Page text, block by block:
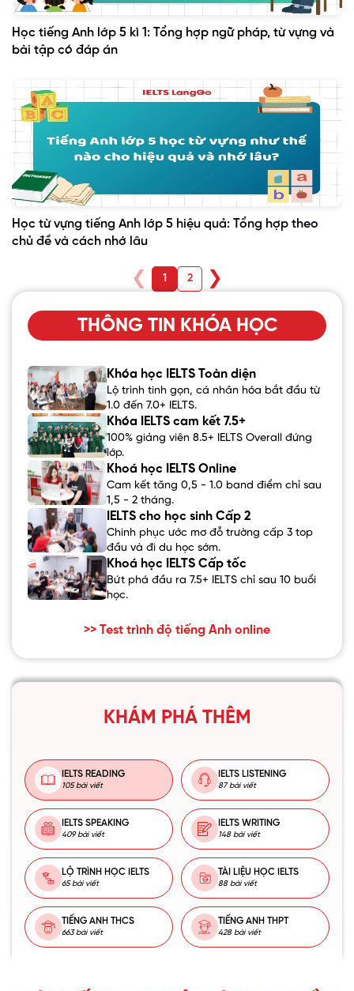
Học tiếng Anh lớp 5 kì 1: Tổng hợp ngữ pháp, từ vựng và
bài tập có đáp án
Học từ vựng tiếng Anh lớp 5 hiệu quả: Tổng hợp theo
chủ đề và cách nhớ lâu
❮ 1 2 ❯
THÔNG TIN KHÓA HỌC
Khóa học IELTS Toàn diện
Lộ trình tinh gọn, cá nhân hóa bắt đầu từ
1.0 đến 7.0+ IELTS.
Khóa IELTS cam kết 7.5+
100% giảng viên 8.5+ IELTS Overall đứng
lớp.
Khoá học IELTS Online
Cam kết tăng 0,5 - 1.0 band điểm chỉ sau
1,5 - 2 tháng.
IELTS cho học sinh Cấp 2
Chinh phục ước mơ đỗ trường cấp 3 top
đầu và đi du học sớm.
Khoá học IELTS Cấp tốc
Bứt phá đầu ra 7.5+ IELTS chỉ sau 10 buổi
học.
>> Test trình độ tiếng Anh online
KHÁM PHÁ THÊM
IELTS READING
105 bài viết
IELTS LISTENING
87 bài viết
IELTS SPEAKING
409 bài viết
IELTS WRITING
148 bài viết
LỘ TRÌNH HỌC IELTS
65 bài viết
TÀI LIỆU HỌC IELTS
88 bài viết
TIẾNG ANH THCS
663 bài viết
TIẾNG ANH THPT
428 bài viết